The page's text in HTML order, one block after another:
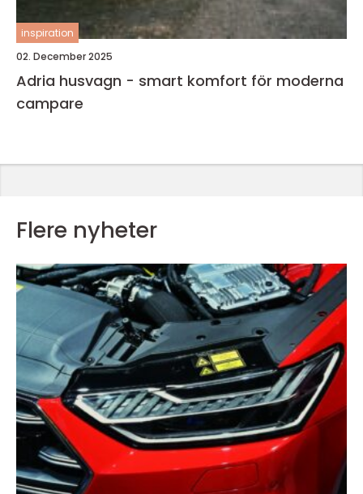
inspiration
02. December 2025
Adria husvagn - smart komfort för moderna
campare
Flere nyheter